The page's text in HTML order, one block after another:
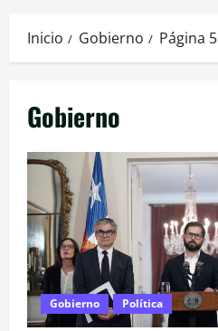
Inicio Gobierno Página 5
Gobierno
Gobierno Política